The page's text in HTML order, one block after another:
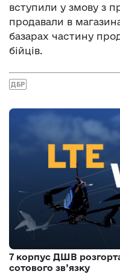
вступили у змову з
продавали в
базарах частину
бійців.
ДБР
7 корпус ДШВ
сотового зв’язку